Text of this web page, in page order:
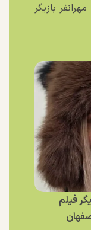
بازیگر
فیلم